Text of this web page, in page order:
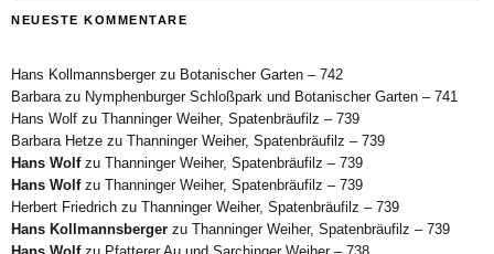
NEUESTE KOMMENTARE
Hans Kollmannsbergerzu Botanischer Garten – 742
Barbara zu Nymphenburger Schloßpark und Botanischer Garten – 741
Hans Wolf zu Thanninger Weiher, Spatenbräufilz – 739
Barbara Hetze zu Thanninger Weiher, Spatenbräufilz – 739
Hans Wolfzu Thanninger Weiher, Spatenbräufilz – 739
Hans Wolfzu Thanninger Weiher, Spatenbräufilz – 739
Herbert Friedrich zu Thanninger Weiher, Spatenbräufilz – 739
Hans Kollmannsberger zu Thanninger Weiher, Spatenbräufilz – 739
Hans Wolfzu Pfatterer Au und Sarchinger Weiher – 738